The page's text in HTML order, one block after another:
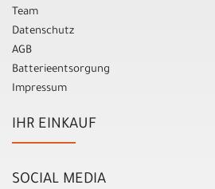
Team
Datenschutz
AGB
Batterieentsorgung
Impressum
IHR EINKAUF
SOCIAL MEDIA